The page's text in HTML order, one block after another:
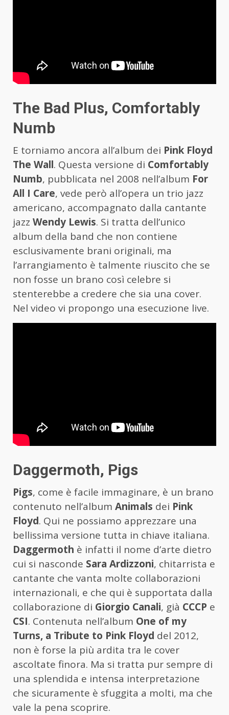
The Bad Plus, Comfortably
Numb
E torniamo ancora all’album dei Pink Floyd
The Wall. Questa versione di Comfortably
Numb, pubblicata nel 2008 nell’album For
All I Care, vede però all’opera un trio jazz
americano, accompagnato dalla cantante
jazz Wendy Lewis. Si tratta dell’unico
album della band che non contiene
esclusivamente brani originali, ma
l’arrangiamento è talmente riuscito che se
non fosse un brano così celebre si
stenterebbe a credere che sia una cover.
Nel video vi propongo una esecuzione live.
Daggermoth, Pigs
Pigs, come è facile immaginare, è un brano
contenuto nell’album Animals dei Pink
Floyd. Qui ne possiamo apprezzare una
bellissima versione tutta in chiave italiana.
Daggermoth è infatti il nome d’arte dietro
cui si nasconde Sara Ardizzoni, chitarrista e
cantante che vanta molte collaborazioni
internazionali, e che qui è supportata dalla
collaborazione di Giorgio Canali, già CCCP e
CSI. Contenuta nell’album One of my
Turns, a Tribute to Pink Floyd del 2012,
non è forse la più ardita tra le cover
ascoltate finora. Ma si tratta pur sempre di
una splendida e intensa interpretazione
che sicuramente è sfuggita a molti, ma che
vale la pena scoprire.